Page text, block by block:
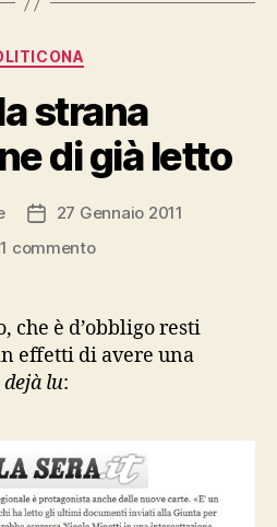
Categorie
strana
di già letto
Data
dell'articolo
27 Gennaio 2011
1 commentosu
sensazione
di
già
che è d’obbligo resti
effetti di avere una
dejà lu: